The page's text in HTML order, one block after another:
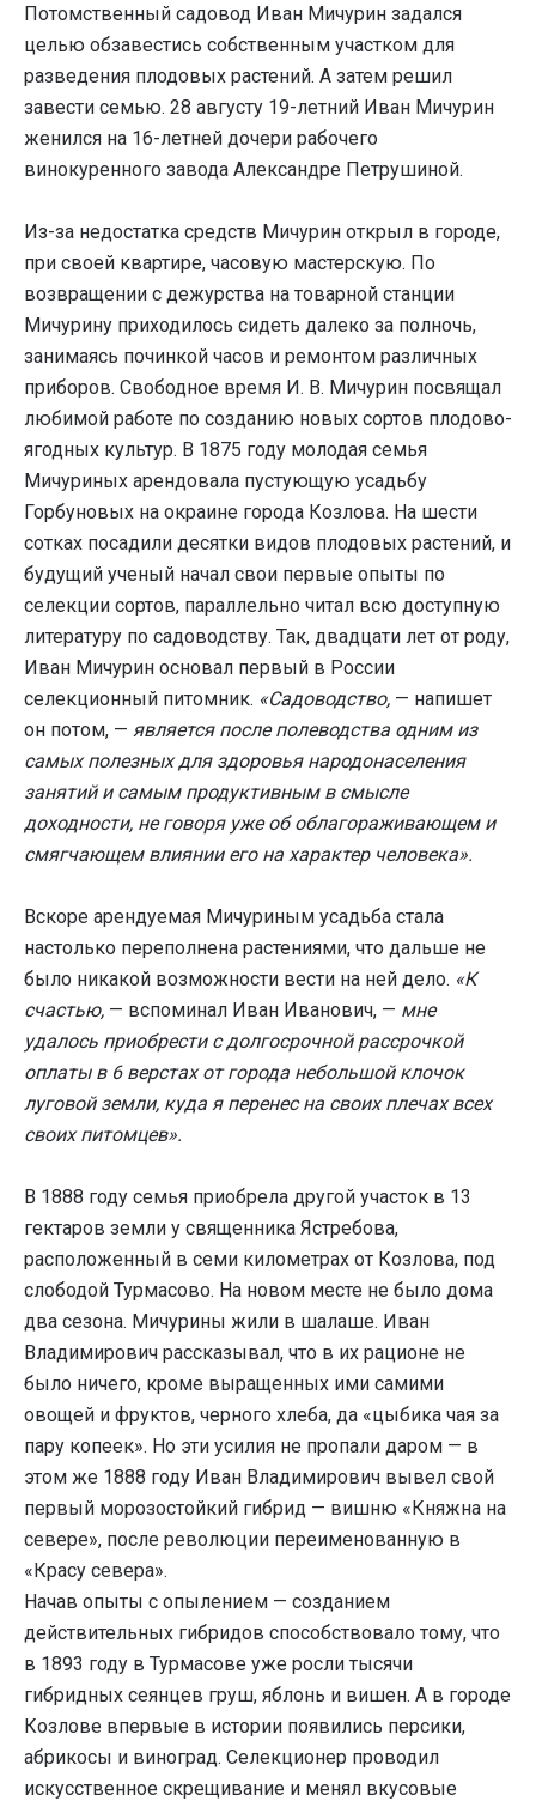
Потомственный садовод Иван Мичурин задался
целью обзавестись собственным участком для
разведения плодовых растений. А затем решил
завести семью. 28 августу 19-летний Иван Мичурин
женился на 16-летней дочери рабочего
винокуренного завода Александре Петрушиной.
Из-за недостатка средств Мичурин открыл в городе,
при своей квартире, часовую мастерскую. По
возвращении с дежурства на товарной станции
Мичурину приходилось сидеть далеко за полночь,
занимаясь починкой часов и ремонтом различных
приборов. Свободное время И. В. Мичурин посвящал
любимой работе по созданию новых сортов плодово-
ягодных культур. В 1875 году молодая семья
Мичуриных арендовала пустующую усадьбу
Горбуновых на окраине города Козлова. На шести
сотках посадили десятки видов плодовых растений, и
будущий ученый начал свои первые опыты по
селекции сортов, параллельно читал всю доступную
литературу по садоводству. Так, двадцати лет от роду,
Иван Мичурин основал первый в России
селекционный питомник. «Садоводство, — напишет
он потом, — является после полеводства одним из
самых полезных для здоровья народонаселения
занятий и самым продуктивным в смысле
доходности, не говоря уже об облагораживающем и
смягчающем влиянии его на характер человека».
Вскоре арендуемая Мичуриным усадьба стала
настолько переполнена растениями, что дальше не
было никакой возможности вести на ней дело. «К
счастью, — вспоминал Иван Иванович, — мне
удалось приобрести с долгосрочной рассрочкой
оплаты в 6 верстах от города небольшой клочок
луговой земли, куда я перенес на своих плечах всех
своих питомцев».
В 1888 году семья приобрела другой участок в 13
гектаров земли у священника Ястребова,
расположенный в семи километрах от Козлова, под
слободой Турмасово. На новом месте не было дома
два сезона. Мичурины жили в шалаше. Иван
Владимирович рассказывал, что в их рационе не
было ничего, кроме выращенных ими самими
овощей и фруктов, черного хлеба, да «цыбика чая за
пару копеек». Но эти усилия не пропали даром — в
этом же 1888 году Иван Владимирович вывел свой
первый морозостойкий гибрид — вишню «Княжна на
севере», после революции переименованную в
«Красу севера».
Начав опыты с опылением — созданием
действительных гибридов способствовало тому, что
в 1893 году в Турмасове уже росли тысячи
гибридных сеянцев груш, яблонь и вишен. А в городе
Козлове впервые в истории появились персики,
абрикосы и виноград. Селекционер проводил
искусственное скрещивание и менял вкусовые